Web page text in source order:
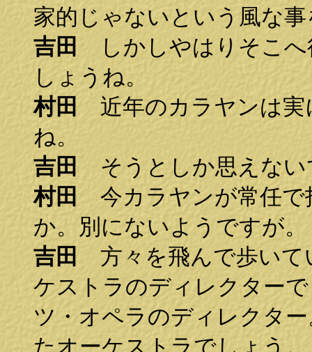
家的じゃないという風な
吉田
しかしやはりそこへ
しょうね。
村田
近年のカラヤンは実
ね。
吉田
そうとしか思えない
村田
今カラヤンが常任で
か。別にないようですが。
吉田
方々を飛んで歩いて
ケストラのディレクター
ツ・オペラのディレクタ
たオーケストラでしょう